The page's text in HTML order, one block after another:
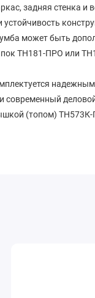
задняя стенка
устойчивость
может быть
ТН181-ПРО или
(топом)